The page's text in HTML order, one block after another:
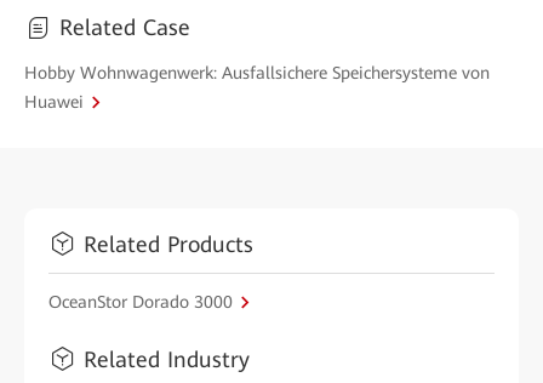
Related Case
Hobby Wohnwagenwerk: Ausfallsichere Speichersysteme von
Huawei
Related Products
OceanStor Dorado 3000
Related Industry